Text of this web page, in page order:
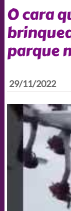
O cara
parque
29/11/2022